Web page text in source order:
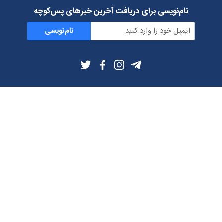
نام‌نویسی برای دریافت آخرین خبرهای پس‌کوچه
نام‌نویسی